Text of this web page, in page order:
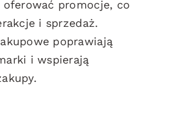
promocje, co
i sprzedaż.
poprawiają
i wspierają